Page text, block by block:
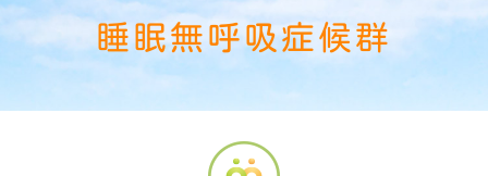
睡眠無呼吸症候群